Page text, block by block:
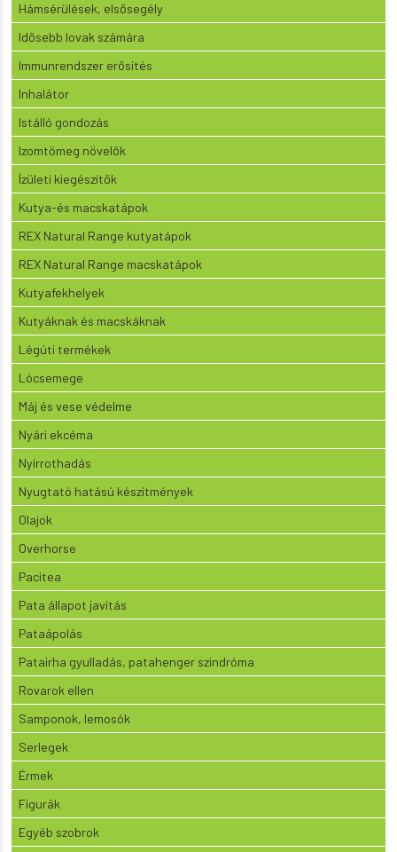
Hámsérülések, elsősegély
Idősebb lovak számára
Immunrendszer erősítés
Inhalátor
Istálló gondozás
Izomtömeg növelők
Ízületi kiegészítők
Kutya-és macskatápok
REX Natural Range kutyatápok
REX Natural Range macskatápok
Kutyafekhelyek
Kutyáknak és macskáknak
Légúti termékek
Lócsemege
Máj és vese védelme
Nyári ekcéma
Nyírrothadás
Nyugtató hatású készítmények
Olajok
Overhorse
Pacitea
Pata állapot javítás
Pataápolás
Patairha gyulladás, patahenger szindróma
Rovarok ellen
Samponok, lemosók
Serlegek
Érmek
Figurák
Egyéb szobrok